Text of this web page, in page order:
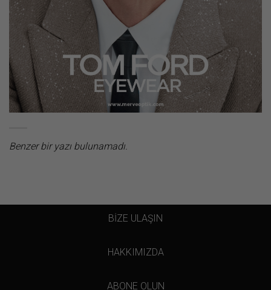
Benzer bir yazı bulunamadı.
BİZE ULAŞIN
HAKKIMIZDA
ABONE OLUN